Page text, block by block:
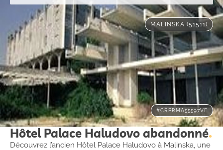
MALINSKA (51511)
#CRPRMA55597VF
Hôtel Palace Haludovo abandonné
Découvrez l’ancien Hôtel Palace Haludovo à Malinska, une